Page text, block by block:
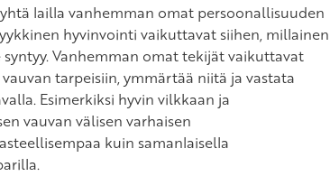
lailla vanhemman omat persoonallisuuden
hyvinvointi vaikuttavat siihen, millainen
Vanhemman omat tekijät vaikuttavat
tarpeisiin, ymmärtää niitä ja vastata
Esimerkiksi hyvin vilkkaan ja
vauvan välisen varhaisen
kuin samanlaisella